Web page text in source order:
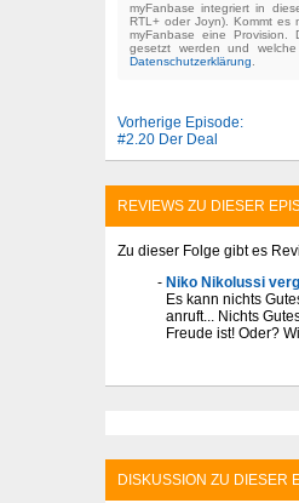
myFanbase integriert in
RTL+ oder Joyn). Kommt es
myFanbase eine Provision.
gesetzt werden und
Datenschutzerklärung
Vorherige Episode:
#2.20 Der Deal
REVIEWS ZU DIESER
Zu dieser Folge gibt es
Niko Nikolussi
Es kann nichts
anruft... Nichts
Freude ist! Oder?
DISKUSSION ZU DIESER